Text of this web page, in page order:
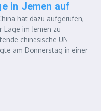
in Jemen auf
hat dazu aufgerufen,
Lage im Jemen zu
chinesische UN-
am Donnerstag in einer